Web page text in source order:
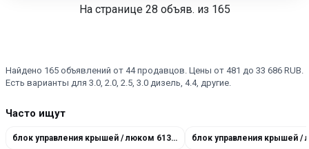
На странице 28 объяв. из 165
Найдено 165 объявлений от 44 продавцов. Цены от 481 до 33 686 RUB.
Есть варианты для 3.0, 2.0, 2.5, 3.0 дизель, 4.4, другие.
Часто ищут
блок управления крышей / люком 61356955925